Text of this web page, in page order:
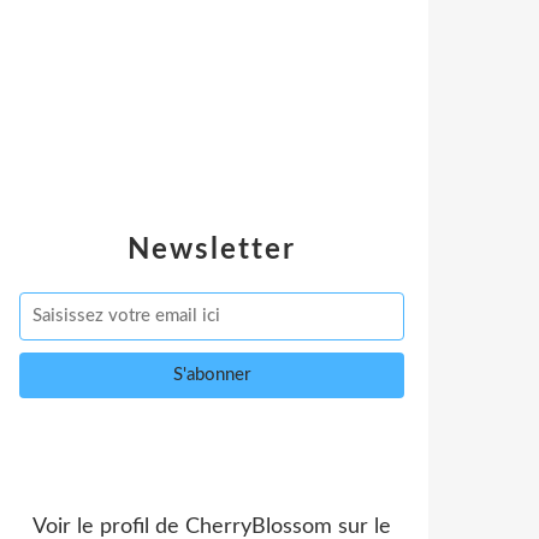
Newsletter
Voir le profil de CherryBlossom sur le